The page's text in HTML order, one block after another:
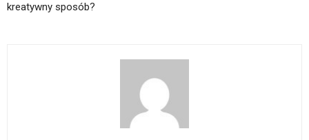
kreatywny sposób?